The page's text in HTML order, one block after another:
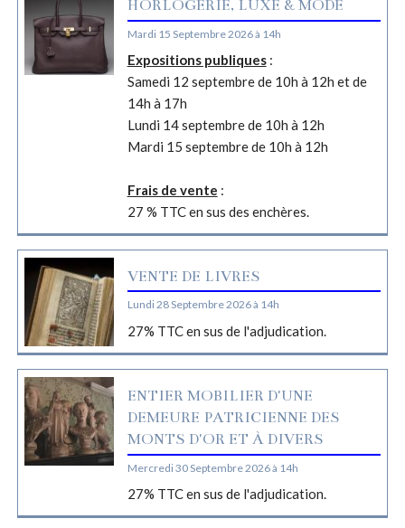
HORLOGERIE, LUXE & MODE
Mardi 15 Septembre 2026 à 14h
Expositions publiques:
Samedi 12 septembre de 10h à 12h et de
14h à 17h
Lundi 14 septembre de 10h à 12h
Mardi 15 septembre de 10h à 12h
Frais de vente :
27 % TTC en sus des enchères.
VENTE DE LIVRES
Lundi 28 Septembre 2026 à 14h
27% TTC en sus de l'adjudication.
ENTIER MOBILIER D'UNE
DEMEURE PATRICIENNE DES
MONTS D'OR ET À DIVERS
Mercredi 30 Septembre 2026 à 14h
27% TTC en sus de l'adjudication.